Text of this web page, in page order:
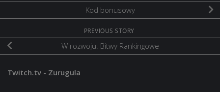
Kod bonusowy
PREVIOUS STORY
W rozwoju: Bitwy Rankingowe
Twitch.tv - Zurugula